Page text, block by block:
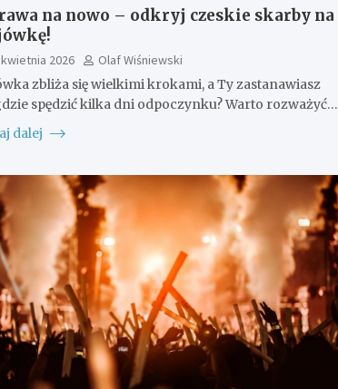
na nowo – odkryj czeskie skarby na
2026
Olaf Wiśniewski
zbliża się wielkimi krokami, a Ty zastanawiasz
spędzić kilka dni odpoczynku? Warto rozważyć…
dalej